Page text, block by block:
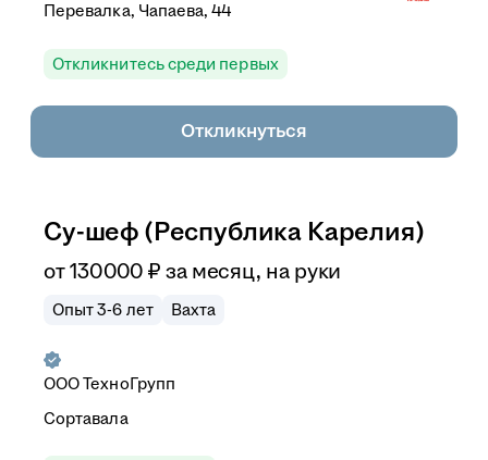
Перевалка, Чапаева, 44
Откликнитесь среди первых
Откликнуться
Су-шеф (Республика Карелия)
от130 000 ₽ за месяц, на руки
Опыт 3-6 лет Вахта
ОООТехноГрупп
Сортавала